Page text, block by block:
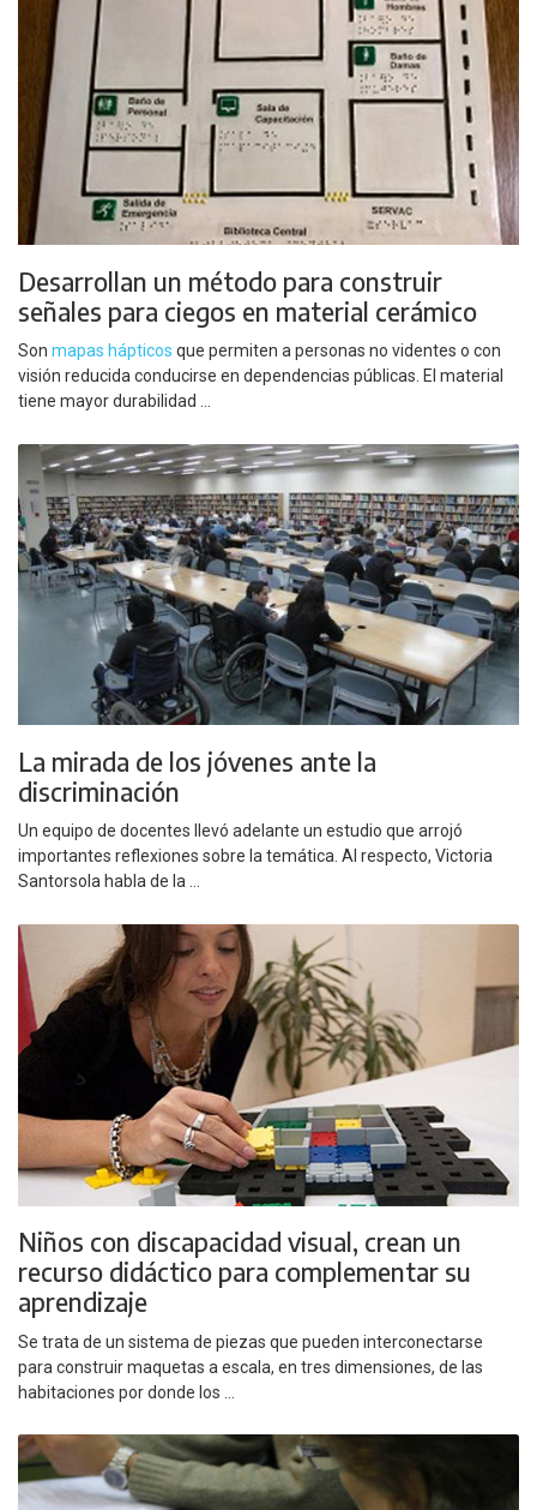
Desarrollan un método para construir
señales para ciegos en material cerámico
Son mapas hápticos que permiten a personas no videntes o con
visión reducida conducirse en dependencias públicas. El material
tiene mayor durabilidad ...
La mirada de los jóvenes ante la
discriminación
Un equipo de docentes llevó adelante un estudio que arrojó
importantes reflexiones sobre la temática. Al respecto, Victoria
Santorsola habla de la ...
Niños con discapacidad visual, crean un
recurso didáctico para complementar su
aprendizaje
Se trata de un sistema de piezas que pueden interconectarse
para construir maquetas a escala, en tres dimensiones, de las
habitaciones por donde los ...